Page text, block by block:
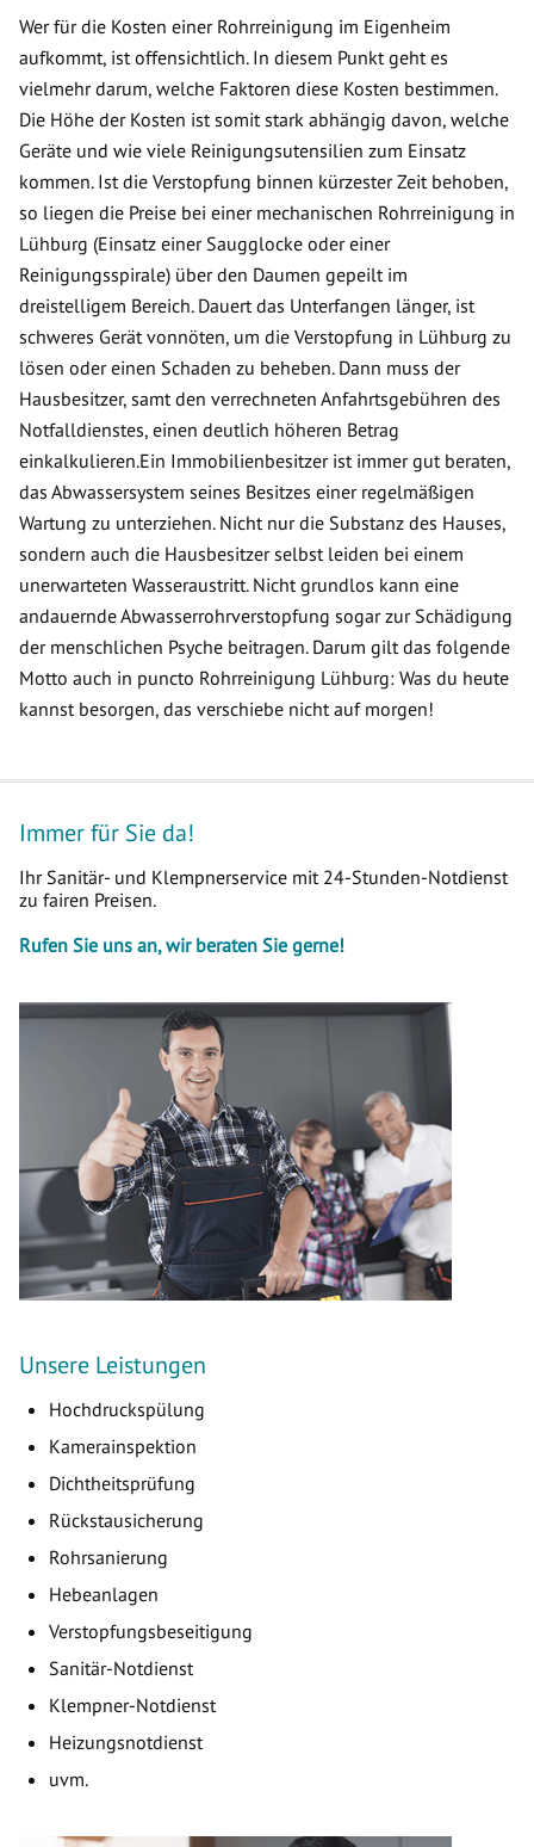
Wer für die Kosten einer Rohrreinigung im Eigenheim
aufkommt, ist offensichtlich. In diesem Punkt geht es
vielmehr darum, welche Faktoren diese Kosten bestimmen.
Die Höhe der Kosten ist somit stark abhängig davon, welche
Geräte und wie viele Reinigungsutensilien zum Einsatz
kommen. Ist die Verstopfung binnen kürzester Zeit behoben,
so liegen die Preise bei einer mechanischen Rohrreinigung in
Lühburg (Einsatz einer Saugglocke oder einer
Reinigungsspirale) über den Daumen gepeilt im
dreistelligem Bereich. Dauert das Unterfangen länger, ist
schweres Gerät vonnöten, um die Verstopfung in Lühburg zu
lösen oder einen Schaden zu beheben. Dann muss der
Hausbesitzer, samt den verrechneten Anfahrtsgebühren des
Notfalldienstes, einen deutlich höheren Betrag
einkalkulieren.Ein Immobilienbesitzer ist immer gut beraten,
das Abwassersystem seines Besitzes einer regelmäßigen
Wartung zu unterziehen. Nicht nur die Substanz des Hauses,
sondern auch die Hausbesitzer selbst leiden bei einem
unerwarteten Wasseraustritt. Nicht grundlos kann eine
andauernde Abwasserrohrverstopfung sogar zur Schädigung
der menschlichen Psyche beitragen. Darum gilt das folgende
Motto auch in puncto Rohrreinigung Lühburg: Was du heute
kannst besorgen, das verschiebe nicht auf morgen!
Immer für Sie da!
Ihr Sanitär- und Klempnerservice mit 24-Stunden-Notdienst
zu fairen Preisen.
Rufen Sie uns an, wir beraten Sie gerne!
Unsere Leistungen
Hochdruckspülung
Kamerainspektion
Dichtheitsprüfung
Rückstausicherung
Rohrsanierung
Hebeanlagen
Verstopfungsbeseitigung
Sanitär-Notdienst
Klempner-Notdienst
Heizungsnotdienst
uvm.